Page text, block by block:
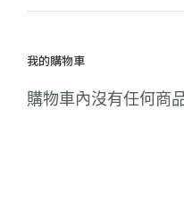
我的購物車
購物車內沒有任何商